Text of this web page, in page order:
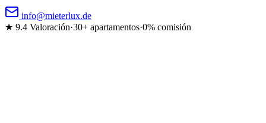
info@mieterlux.de
★ 9.4 Valoración·30+ apartamentos·0% comisión